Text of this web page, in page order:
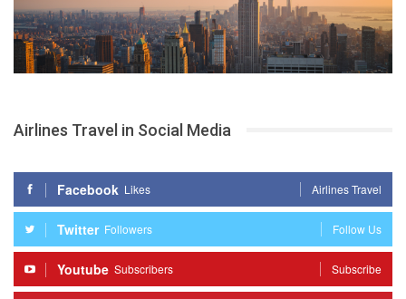
Airlines Travel in Social Media
Facebook Likes Airlines Travel
Twitter Followers Follow Us
Youtube Subscribers Subscribe